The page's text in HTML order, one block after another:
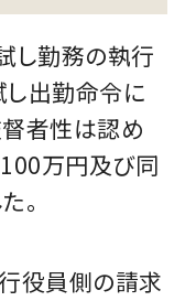
し勤務の執行
出勤命令に
者性は認め
万円及び同
。
役員側の請求